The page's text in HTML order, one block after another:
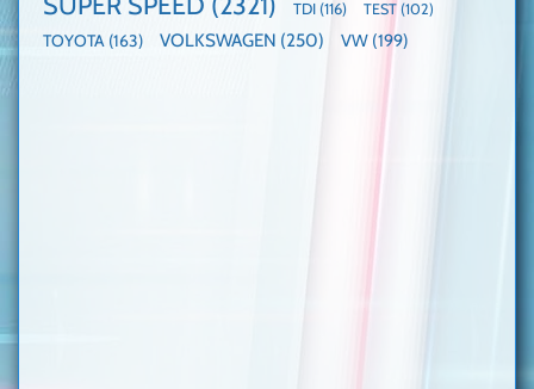
TDI (116) TEST (102)
TOYOTA (163) VOLKSWAGEN (250) VW (199)